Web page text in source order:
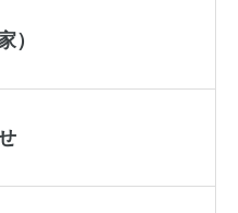
）